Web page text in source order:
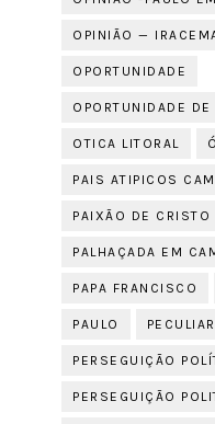
OPINIÃO —
OPORTUNIDADE
OPORTUNIDADE DE
OTICA LITORAL
PAIS ATIPICOS
PAIXÃO DE CRISTO
PALHAÇADA EM
PAPA FRANCISCO
PAULO PECULIAR
PERSEGUIÇÃO
PERSEGUIÇÃO